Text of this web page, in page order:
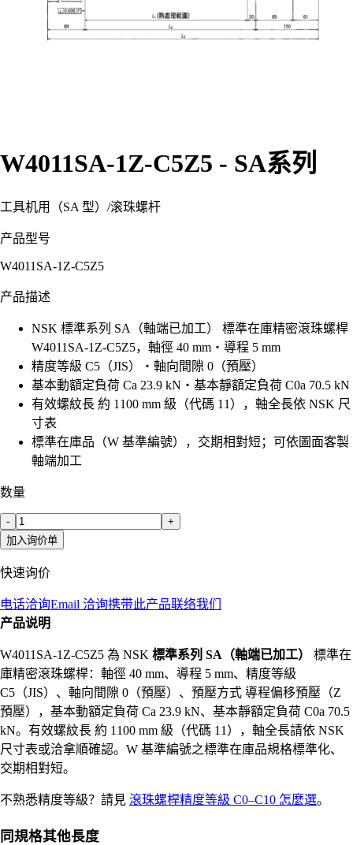
W4011SA-1Z-C5Z5 - SA系列
工具机用（SA 型） /滚珠螺杆
产品型号
W4011SA-1Z-C5Z5
产品描述
NSK 標準系列 SA（軸端已加工） 標準在庫精密滾珠螺桿
W4011SA-1Z-C5Z5，軸徑 40 mm・導程 5 mm
精度等級 C5（JIS）・軸向間隙 0（預壓）
基本動額定負荷 Ca 23.9 kN・基本靜額定負荷 C0a 70.5 kN
有效螺紋長 約 1100 mm 級（代碼 11），軸全長依 NSK 尺
寸表
標準在庫品（W 基準編號），交期相對短；可依圖面客製
軸端加工
数量
-
+
加入询价单
快速询价
电话洽询Email 洽询携带此产品联络我们
产品说明
W4011SA-1Z-C5Z5 為 NSK 標準系列 SA（軸端已加工）
標準在
庫精密滾珠螺桿：軸徑 40 mm、導程 5 mm、精度等級
C5（JIS）、軸向間隙 0（預壓）、預壓方式 導程偏移預壓（Z
預壓），基本動額定負荷 Ca 23.9 kN、基本靜額定負荷 C0a 70.5
kN。有效螺紋長 約 1100 mm 級（代碼 11），軸全長請依 NSK
尺寸表或洽拿順確認。W 基準編號之標準在庫品規格標準化、
交期相對短。
不熟悉精度等級？請見 滾珠螺桿精度等級 C0–C10 怎麼選。
同規格其他長度